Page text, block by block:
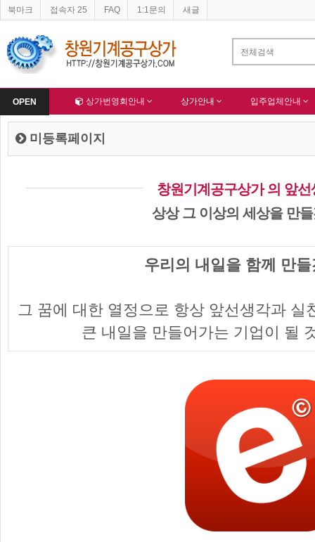
OPEN
북마크 접속자 25 FAQ 1:1문의 새글
이버 등록완료 - 알림 한국종합산업(주) 회원님 가입을 축하드립니다 !
Home 상가번영회안내 상가안내 입주업체안내
미등록페이지
창원기계공구상가 의 앞선
상상 그 이상의 세상을 만
우리의 내일을 함께 만
그 꿈에 대한 열정으로 항상 앞선생각과 실
큰 내일을 만들어가는 기업이 될